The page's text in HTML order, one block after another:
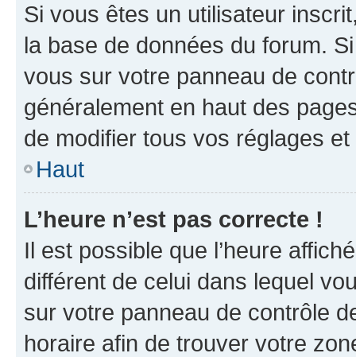
Si vous êtes un utilisateur
la base de données du forum.
vous sur votre panneau de
généralement en haut des
de modifier tous vos réglages
Haut
L’heure n’est pas correcte !
Il est possible que l’heure
différent de celui dans lequel
sur votre panneau de contrôle
horaire afin de trouver votre